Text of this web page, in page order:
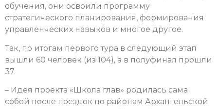
обучения, они освоили программу
стратегического планирования, формирования
управленческих навыков и многое другое.
Так, по итогам первого тура в следующий этап
вышли 60 человек (из 104), а в полуфинал прошли
37.
– Идея проекта «Школа глав» родилась сама
собой после поездок по районам Архангельской